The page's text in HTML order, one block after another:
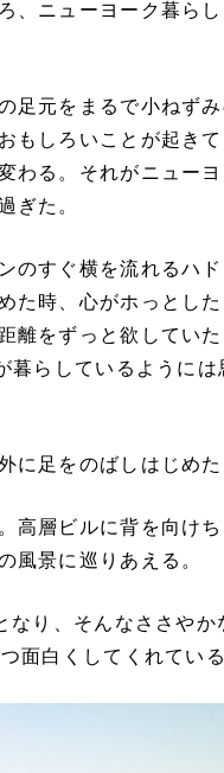
、ニューヨーク暮ら
足元をまるで小ねず
もしろいことが起き
わる。それがニュー
ぎた。
のすぐ横を流れるハド
た時、心がホっとし
離をずっと欲してい
暮らしているようには
に足をのばしはじめた
高層ビルに背を向け
風景に巡りあえる。
なり、そんなささやか
面白くしてくれている